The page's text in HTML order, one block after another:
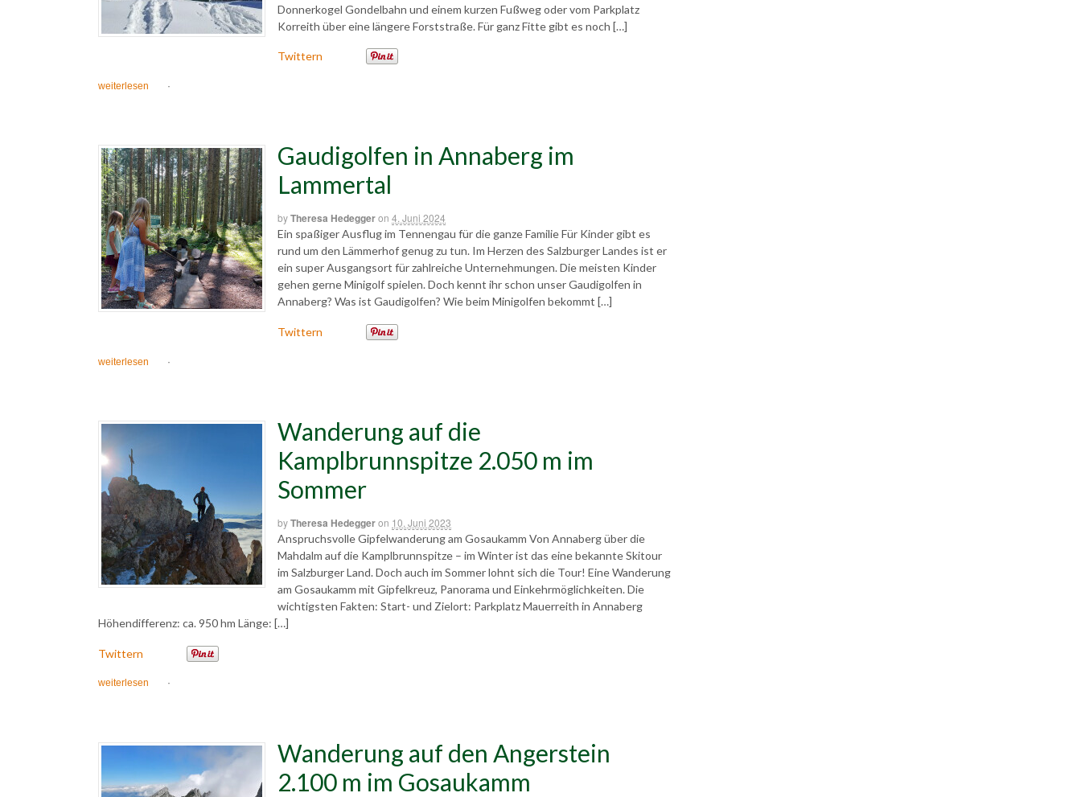
Donnerkogel Gondelbahn und einem kurzen Fußweg oder vom Parkplatz
Korreith über eine längere Forststraße. Für ganz Fitte gibt es noch […]
Twittern
weiterlesen ·
Gaudigolfen in Annaberg im
Lammertal
byTheresa Hedeggeron 4. Juni 2024
Ein spaßiger Ausflug im Tennengau für die ganze Familie Für Kinder gibt es
rund um den Lämmerhof genug zu tun. Im Herzen des Salzburger Landes ist er
ein super Ausgangsort für zahlreiche Unternehmungen. Die meisten Kinder
gehen gerne Minigolf spielen. Doch kennt ihr schon unser Gaudigolfen in
Annaberg? Was ist Gaudigolfen? Wie beim Minigolfen bekommt […]
Twittern
weiterlesen ·
Wanderung auf die
Kamplbrunnspitze 2.050 m im
Sommer
byTheresa Hedeggeron 10. Juni 2023
Anspruchsvolle Gipfelwanderung am Gosaukamm Von Annaberg über die
Mahdalm auf die Kamplbrunnspitze – im Winter ist das eine bekannte Skitour
im Salzburger Land. Doch auch im Sommer lohnt sich die Tour! Eine Wanderung
am Gosaukamm mit Gipfelkreuz, Panorama und Einkehrmöglichkeiten. Die
wichtigsten Fakten: Start- und Zielort: Parkplatz Mauerreith in Annaberg
Höhendifferenz: ca. 950 hm Länge: […]
Twittern
weiterlesen ·
Wanderung auf den Angerstein
2.100 m im Gosaukamm